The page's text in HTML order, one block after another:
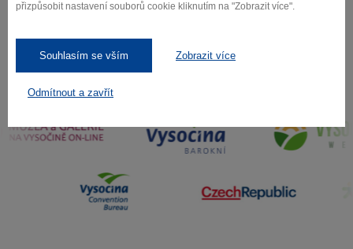
přizpůsobit nastavení souborů cookie kliknutím na "Zobrazit více".
Souhlasím se vším Zobrazit více
Odmítnout a zavřít